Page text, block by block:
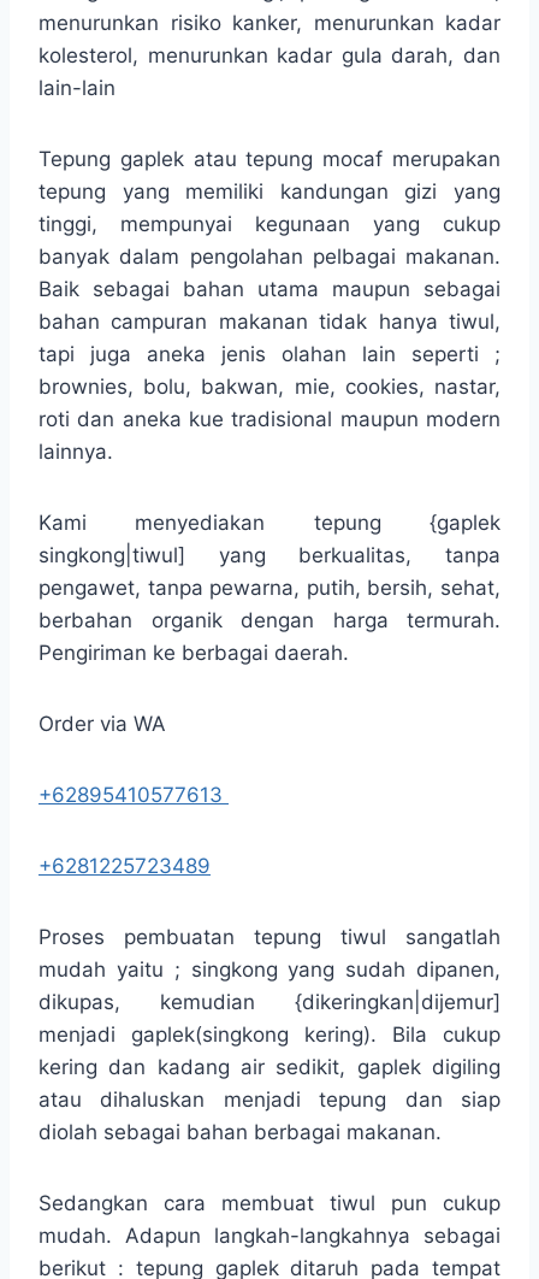
menurunkan risiko kanker, menurunkan kadar
kolesterol, menurunkan kadar gula darah, dan
lain-lain
Tepung gaplek atau tepung mocaf merupakan
tepung yang memiliki kandungan gizi yang
tinggi, mempunyai kegunaan yang cukup
banyak dalam pengolahan pelbagai makanan.
Baik sebagai bahan utama maupun sebagai
bahan campuran makanan tidak hanya tiwul,
tapi juga aneka jenis olahan lain seperti ;
brownies, bolu, bakwan, mie, cookies, nastar,
roti dan aneka kue tradisional maupun modern
lainnya.
Kami menyediakan tepung {gaplek
singkong|tiwul] yang berkualitas, tanpa
pengawet, tanpa pewarna, putih, bersih, sehat,
berbahan organik dengan harga termurah.
Pengiriman ke berbagai daerah.
Order via WA
+62895410577613
+6281225723489
Proses pembuatan tepung tiwul sangatlah
mudah yaitu ; singkong yang sudah dipanen,
dikupas, kemudian {dikeringkan|dijemur]
menjadi gaplek(singkong kering). Bila cukup
kering dan kadang air sedikit, gaplek digiling
atau dihaluskan menjadi tepung dan siap
diolah sebagai bahan berbagai makanan.
Sedangkan cara membuat tiwul pun cukup
mudah. Adapun langkah-langkahnya sebagai
berikut : tepung gaplek ditaruh pada tempat